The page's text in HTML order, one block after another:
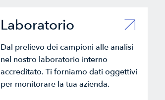
Laboratorio
Dal prelievo dei campioni alle analisi
nel nostro laboratorio interno
accreditato. Ti forniamo dati oggettivi
per monitorare la tua azienda.